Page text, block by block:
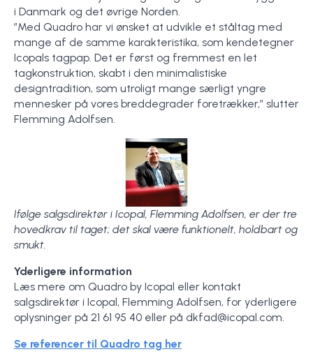
i Danmark og det øvrige Norden.
”Med Quadro har vi ønsket at udvikle et ståltag med
mange af de samme karakteristika, som kendetegner
Icopals tagpap. Det er først og fremmest en let
tagkonstruktion, skabt i den minimalistiske
designtradition, som utroligt mange særligt yngre
mennesker på vores breddegrader foretrækker,” slutter
Flemming Adolfsen.
Ifølge salgsdirektør i Icopal, Flemming Adolfsen, er der tre
hovedkrav til taget; det skal være funktionelt, holdbart og
smukt.
Yderligere information
Læs mere om Quadro by Icopal eller kontakt
salgsdirektør i Icopal, Flemming Adolfsen, for yderligere
oplysninger på 21 61 95 40 eller på dkfad@icopal.com.
Se referencer til Quadro tag her